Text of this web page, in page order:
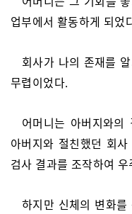
업부에서 활동하게 되었
회사가 나의 존재를
무렵이었다.
어머니는 아버지와
아버지와 절친했던 회
검사 결과를 조작하여
하지만 신체의 변화